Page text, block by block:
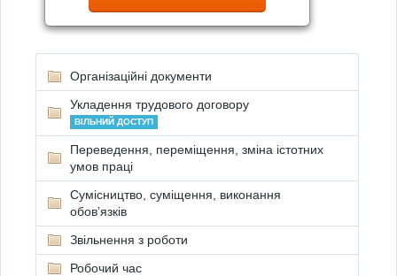
Організаційні документи
Укладення трудового договору
ВІЛЬНИЙ ДОСТУП
Переведення, переміщення, зміна істотних
умов праці
Сумісництво, суміщення, виконання
обов’язків
Звільнення з роботи
Робочий час